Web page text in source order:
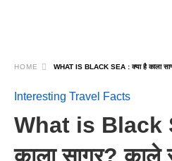
HOME WHAT IS BLACK SEA : क्या है काला
Interesting Travel Facts
What is Black